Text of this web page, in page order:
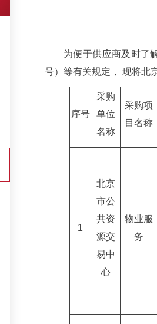
为便于供应商及时了
号）等有关规定， 现将北
序号
采购
单位
名称
采购项
目名称
1
北京
市公
共资
源交
易中
心
物业服
务